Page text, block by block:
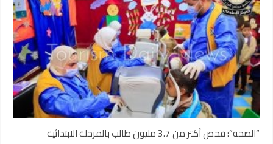
“الصحة”: فحص أكثر من 3.7 مليون طالب بالمرحلة الابتدائية